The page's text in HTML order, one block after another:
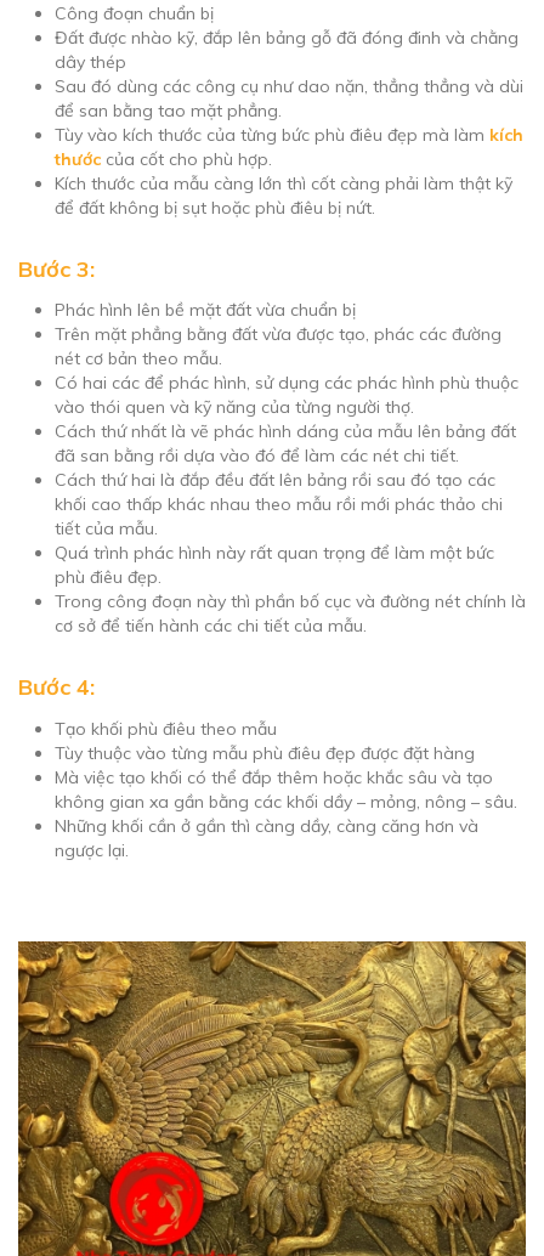
Công đoạn chuẩn bị
Đất được nhào kỹ, đắp lên bảng gỗ đã đóng đinh và chằng
dây thép
Sau đó dùng các công cụ như dao nặn, thẳng thẳng và dùi
để san bằng tao mặt phẳng.
Tùy vào kích thước của từng bức phù điêu đẹp mà làm kích
thước của cốt cho phù hợp.
Kích thước của mẫu càng lớn thì cốt càng phải làm thật kỹ
để đất không bị sụt hoặc phù điêu bị nứt.
Bước 3:
Phác hình lên bề mặt đất vừa chuẩn bị
Trên mặt phẳng bằng đất vừa được tạo, phác các đường
nét cơ bản theo mẫu.
Có hai các để phác hình, sử dụng các phác hình phù thuộc
vào thói quen và kỹ năng của từng người thợ.
Cách thứ nhất là vẽ phác hình dáng của mẫu lên bảng đất
đã san bằng rồi dựa vào đó để làm các nét chi tiết.
Cách thứ hai là đắp đều đất lên bảng rồi sau đó tạo các
khối cao thấp khác nhau theo mẫu rồi mới phác thảo chi
tiết của mẫu.
Quá trình phác hình này rất quan trọng để làm một bức
phù điêu đẹp.
Trong công đoạn này thì phần bố cục và đường nét chính là
cơ sở để tiến hành các chi tiết của mẫu.
Bước 4:
Tạo khối phù điêu theo mẫu
Tùy thuộc vào từng mẫu phù điêu đẹp được đặt hàng
Mà việc tạo khối có thể đắp thêm hoặc khắc sâu và tạo
không gian xa gần bằng các khối dầy – mỏng, nông – sâu.
Những khối cần ở gần thì càng dầy, càng căng hơn và
ngược lại.